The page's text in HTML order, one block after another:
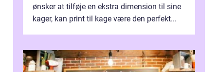
ønsker at tilføje en ekstra dimension til sine
kager, kan print til kage være den perfekt...